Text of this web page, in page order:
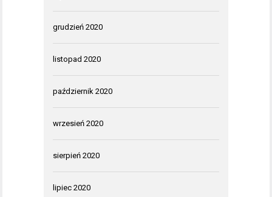
grudzień 2020
listopad 2020
październik 2020
wrzesień 2020
sierpień 2020
lipiec 2020